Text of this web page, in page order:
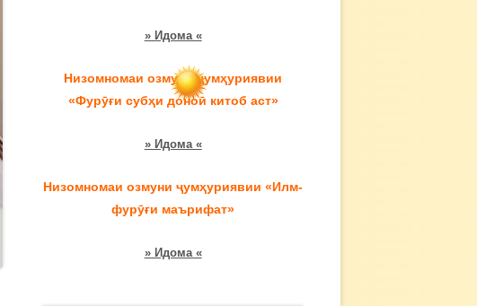
» Идома «
Низомномаи озмуни ҷумҳуриявии
«Фурӯғи субҳи доноӣ китоб аст»
» Идома «
Низомномаи озмуни ҷумҳуриявии «Илм-
фурӯғи маърифат»
» Идома «